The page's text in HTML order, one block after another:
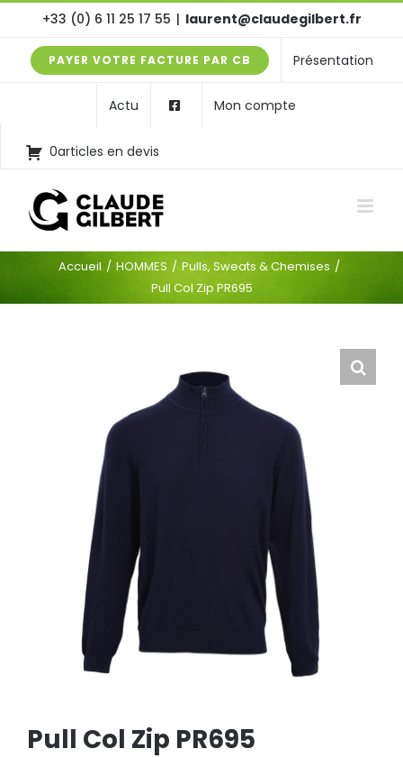
contenu
+33 (0) 6 11 25 17 55 | laurent@claudegilbert.fr
PAYER VOTRE FACTURE PAR CB Présentation
Actu
0articles en devis
Mon compte
Accueil HOMMES
Pulls, Sweats & Chemises
Pull Col Zip PR695
Pull Col Zip PR695